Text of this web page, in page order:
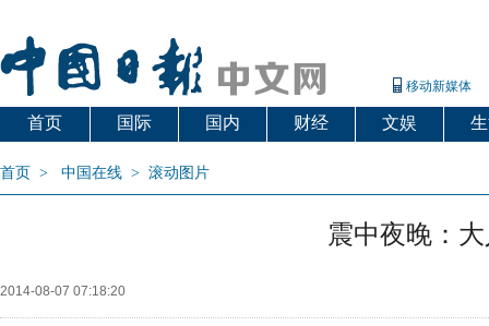
移动新媒体
首页 国际 国内 财经 文娱
首页 > 中国在线 > 滚动图片
震中夜晚：
2014-08-07 07:18:20